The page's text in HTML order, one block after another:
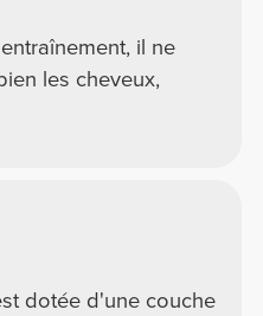
il ne
les cheveux,
dotée d'une couche